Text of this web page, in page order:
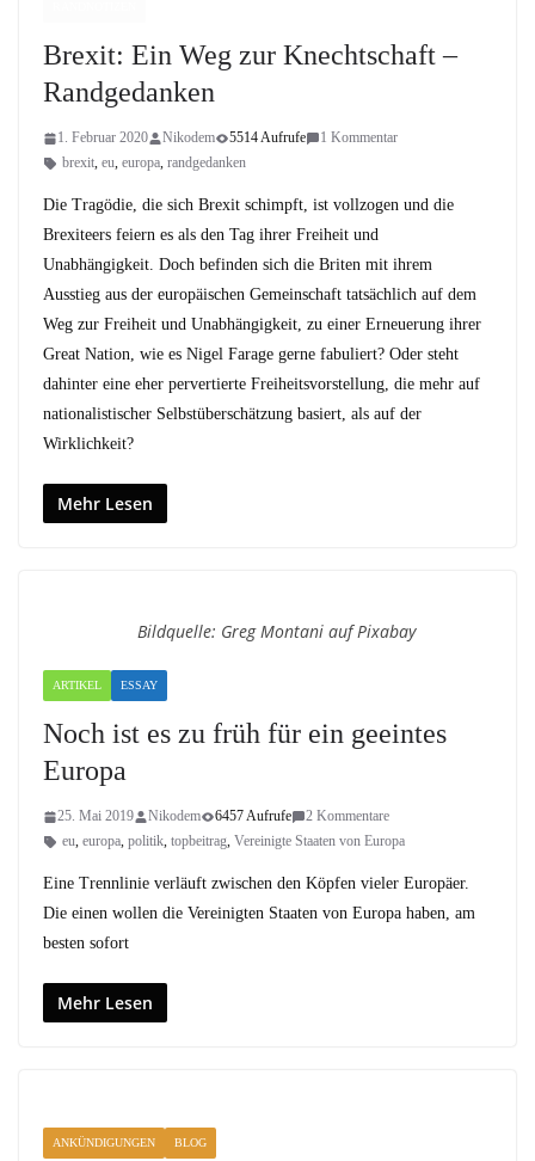
Brexit: Ein Weg zur Knechtschaft –
Randgedanken
1. Februar 2020 Nikodem 5514 Aufrufe
1 Kommentar
brexit, eu, europa, randgedanken
Die Tragödie, die sich Brexit schimpft, ist vollzogen und die
Brexiteers feiern es als den Tag ihrer Freiheit und
Unabhängigkeit. Doch befinden sich die Briten mit ihrem
Ausstieg aus der europäischen Gemeinschaft tatsächlich auf dem
Weg zur Freiheit und Unabhängigkeit, zu einer Erneuerung ihrer
Great Nation, wie es Nigel Farage gerne fabuliert? Oder steht
dahinter eine eher pervertierte Freiheitsvorstellung, die mehr auf
nationalistischer Selbstüberschätzung basiert, als auf der
Wirklichkeit?
Mehr Lesen
Bildquelle: Greg Montani auf Pixabay
ARTIKEL ESSAY
Noch ist es zu früh für ein geeintes
Europa
25. Mai 2019 Nikodem 6457 Aufrufe
2 Kommentare
eu, europa, politik, topbeitrag, Vereinigte Staaten von Europa
Eine Trennlinie verläuft zwischen den Köpfen vieler Europäer.
Die einen wollen die Vereinigten Staaten von Europa haben, am
besten sofort
Mehr Lesen
ANKÜNDIGUNGEN BLOG